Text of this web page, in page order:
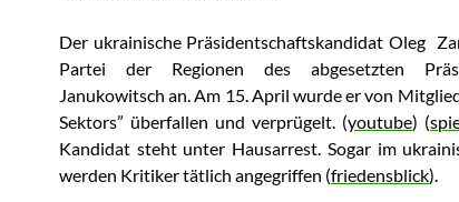
Der ukrainische Präsidentschaftskandidat Oleg
Partei der Regionen des abgesetzten
Janukowitsch an. Am 15. April wurde er von
Sektors” überfallen und verprügelt. (youtube) (
Kandidat steht unter Hausarrest. Sogar im
werden Kritiker tätlich angegriffen (friedensblick).